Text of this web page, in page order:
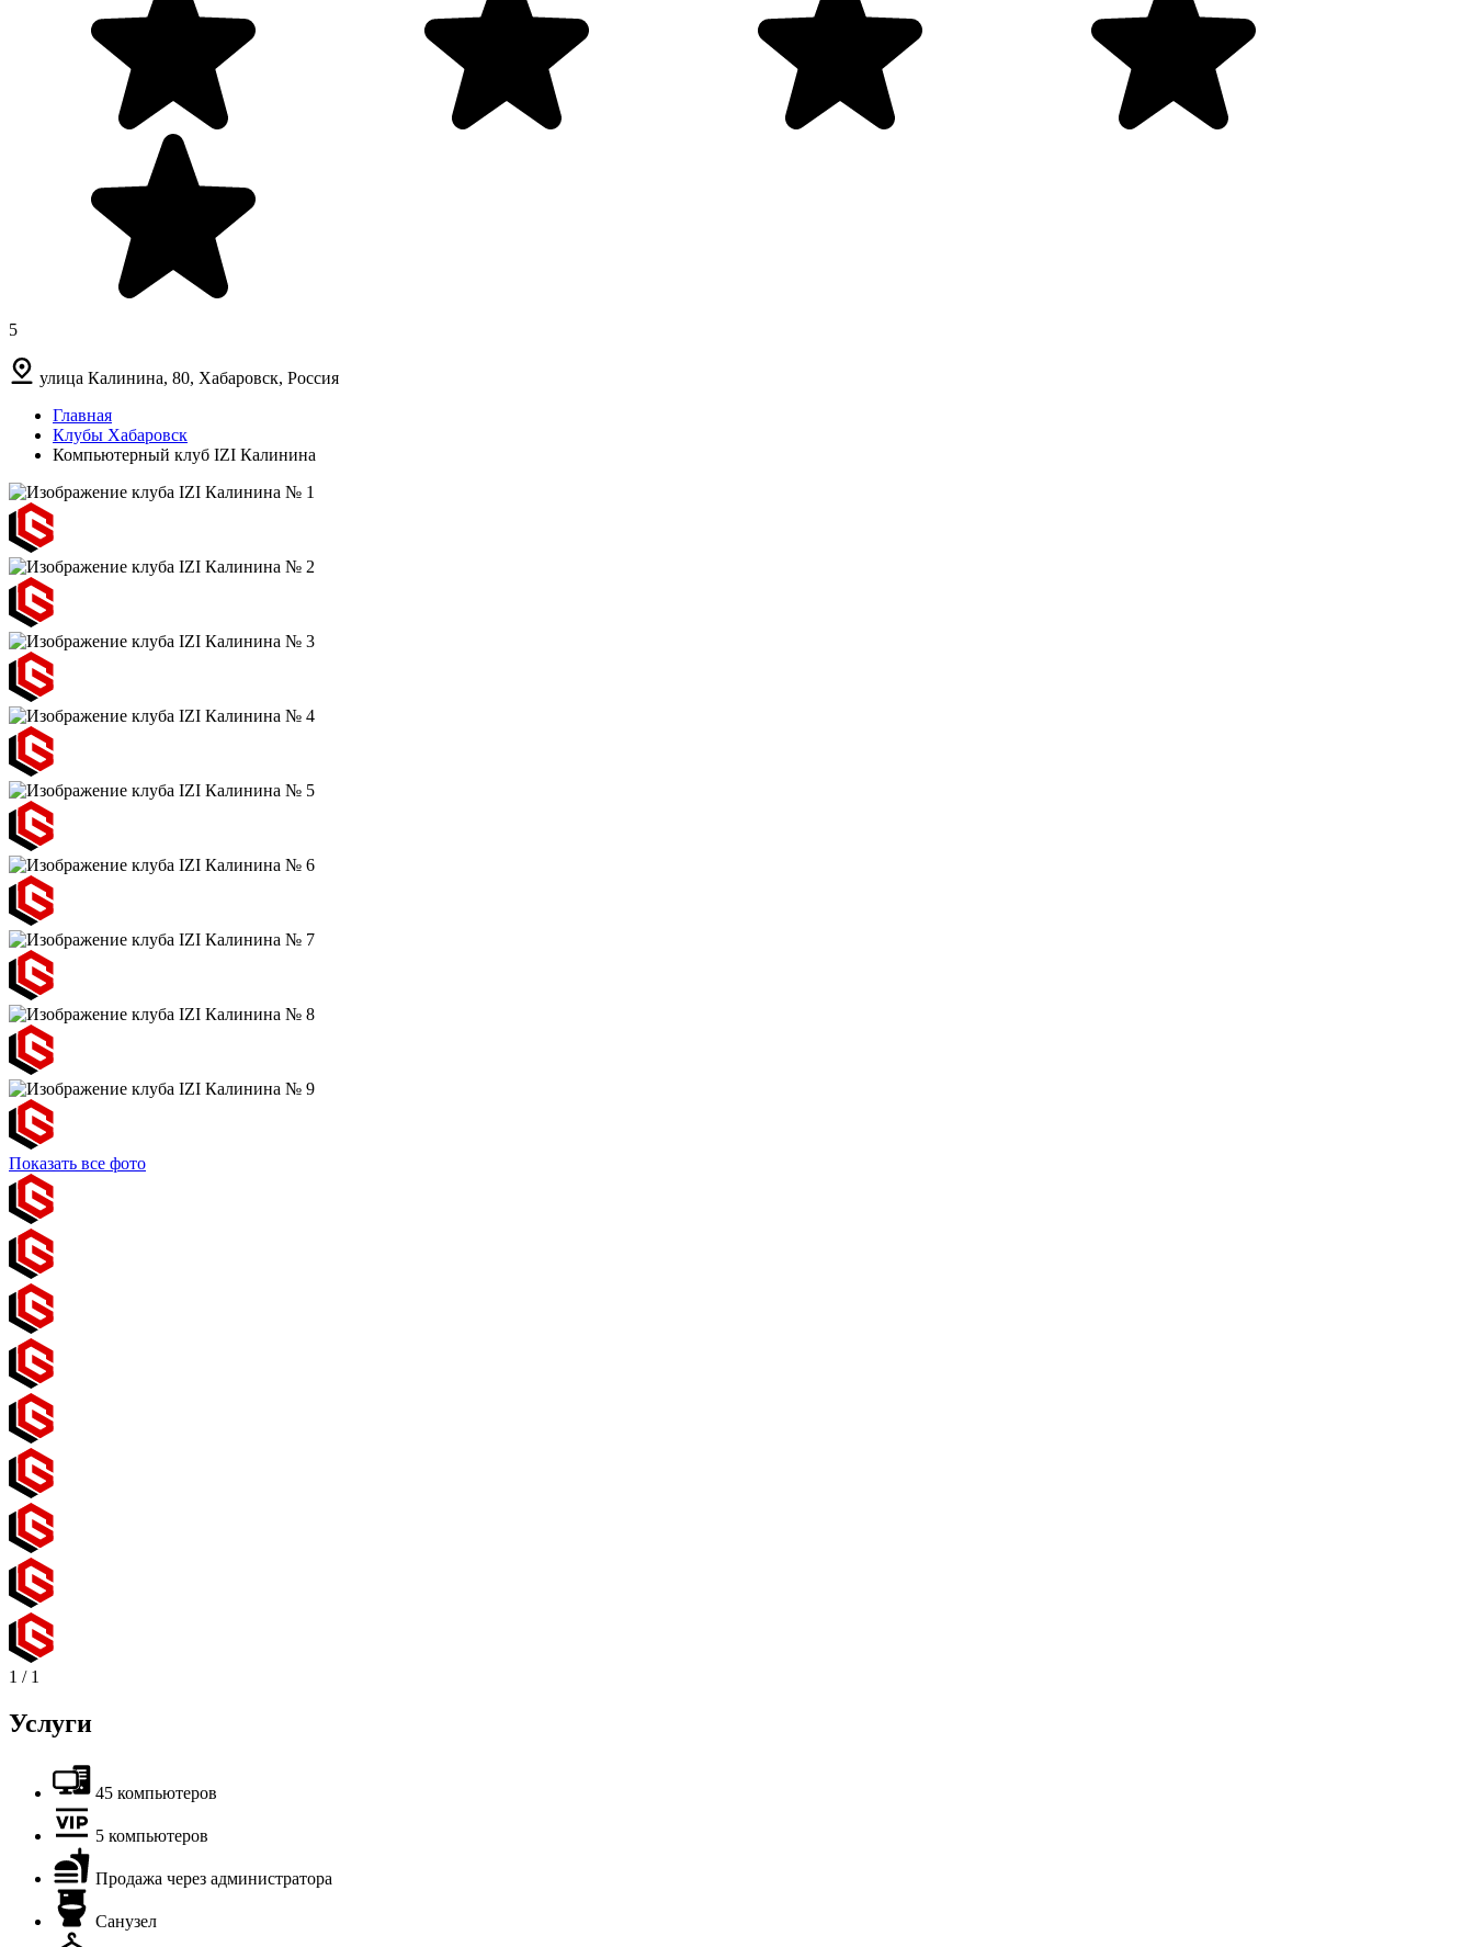
5
улица Калинина, 80, Хабаровск, Россия
Главная
Клубы Хабаровск
Компьютерный клуб IZI Калинина
Показать все фото
1 / 1
Услуги
45 компьютеров
5 компьютеров
Продажа через администратора
Санузел